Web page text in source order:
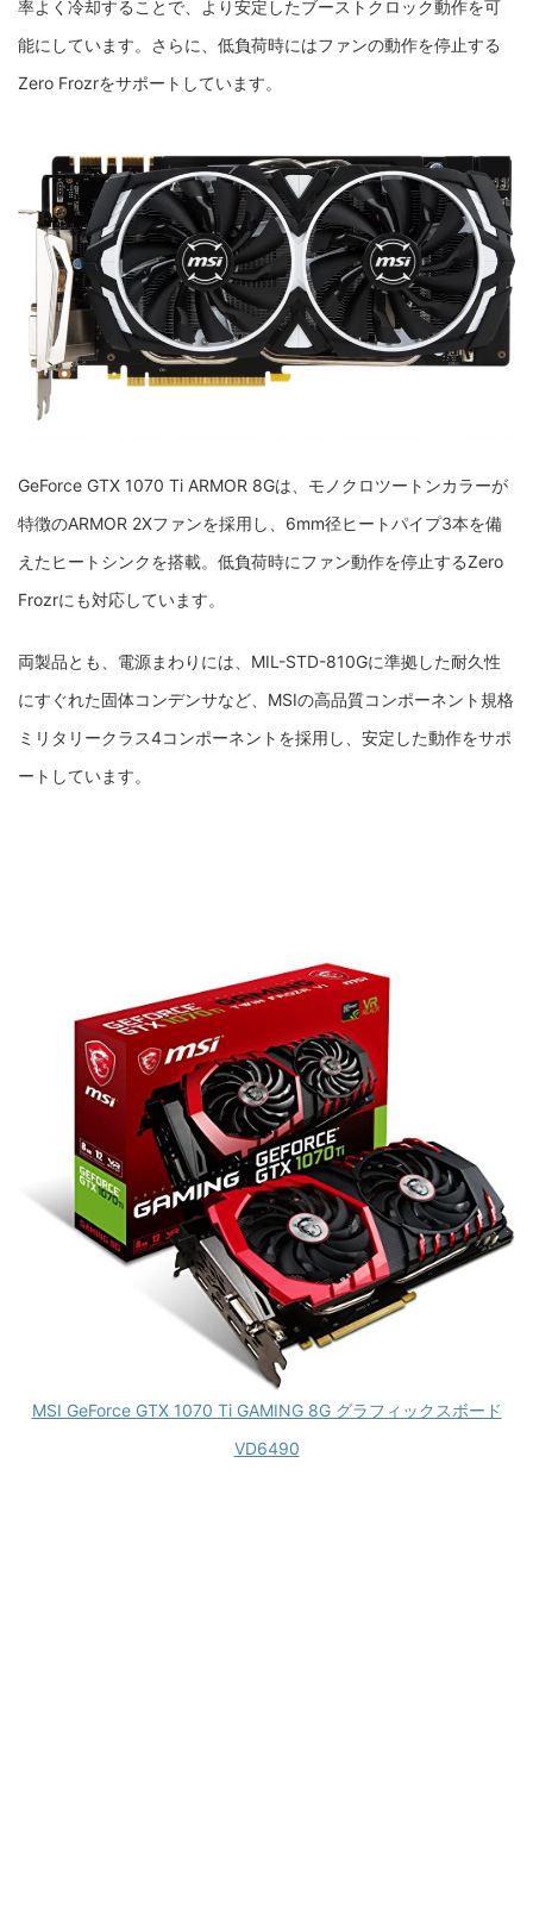
率よく冷却することで、より安定したブーストクロック動作を可
能にしています。さらに、低負荷時にはファンの動作を停止する
Zero Frozrをサポートしています。
GeForce GTX 1070 Ti ARMOR 8Gは、モノクロツートンカラーが
特徴のARMOR 2Xファンを採用し、6mm径ヒートパイプ3本を備
えたヒートシンクを搭載。低負荷時にファン動作を停止するZero
Frozrにも対応しています。
両製品とも、電源まわりには、MIL-STD-810Gに準拠した耐久性
にすぐれた固体コンデンサなど、MSIの高品質コンポーネント規格
ミリタリークラス4コンポーネントを採用し、安定した動作をサポ
ートしています。
MSI GeForce GTX 1070 Ti GAMING 8G グラフィックスボード
VD6490